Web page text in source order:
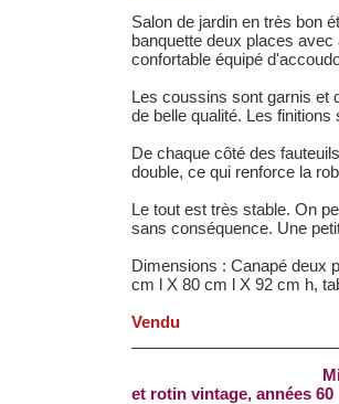
Salon de jardin en très bon
banquette deux places
confortable équipé
Les coussins sont garnis et
de belle qualité. Les
De chaque côté des
double, ce qui renforce la
Le tout est très stable. On
sans conséquence. Une
Dimensions : Canapé deux
cm l X 80 cm l X 92 cm h,
Vendu
et rotin vintage, années 60